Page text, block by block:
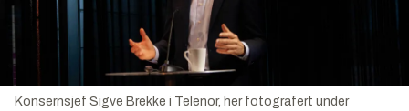
Konsernsjef Sigve Brekke i Telenor, her fotografert under